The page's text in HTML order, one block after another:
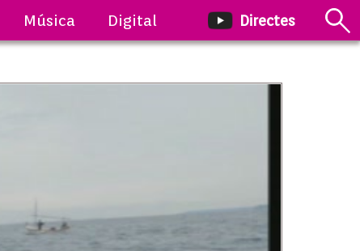
Música Digital Directes